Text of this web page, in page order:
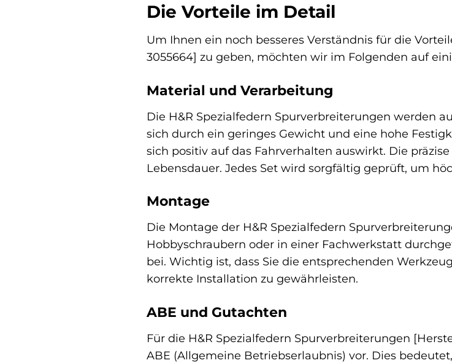
Die Vorteile im Detail
Um Ihnen ein noch besseres Verständnis für die
3055664] zu geben, möchten wir im Folgenden auf
Material und Verarbeitung
Die H&R Spezialfedern Spurverbreiterungen werden
sich durch ein geringes Gewicht und eine hohe
sich positiv auf das Fahrverhalten auswirkt. Die
Lebensdauer. Jedes Set wird sorgfältig geprüft, um
Montage
Die Montage der H&R Spezialfedern
Hobbyschraubern oder in einer Fachwerkstatt
bei. Wichtig ist, dass Sie die entsprechenden
korrekte Installation zu gewährleisten.
ABE und Gutachten
Für die H&R Spezialfedern Spurverbreiterungen
ABE (Allgemeine Betriebserlaubnis) vor. Dies